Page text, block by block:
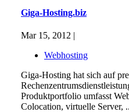
Giga-Hosting.biz
Mar 15, 2012 |
Webhosting
Giga-Hosting hat sich auf
Produktportfolio umfasst
Colocation, virtuelle Server,